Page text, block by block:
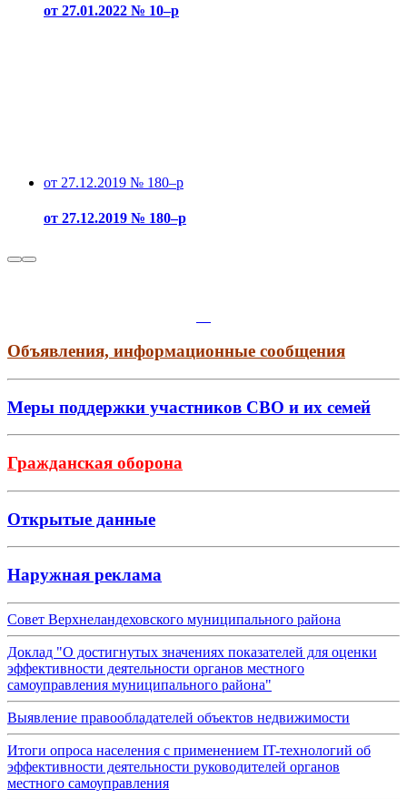
от 27.01.2022 № 10–р
от 27.12.2019 № 180–р
от 27.12.2019 № 180–р
Объявления, информационные сообщения
Меры поддержки участников СВО и их семей
Гражданская оборона
Открытые данные
Наружная реклама
Совет Верхнеландеховского муниципального района
Доклад "О достигнутых значениях показателей для оценки
эффективности деятельности органов местного
самоуправления муниципального района"
Выявление правообладателей объектов недвижимости
Итоги опроса населения с применением IT-технологий об
эффективности деятельности руководителей органов
местного самоуправления